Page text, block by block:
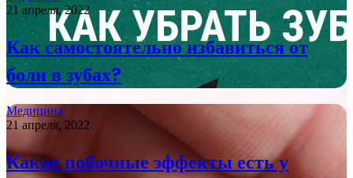
21 апреля, 2022
Как самостоятельно избавиться от
боли в зубах?
Медицина
21 апреля, 2022
Какие побочные эффекты есть у